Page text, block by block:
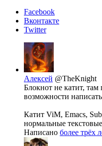
Facebook
Вконтакте
Twitter
Алексей @TheKnight
Блокнот не катит, там
возможности
Катит ViM, Emacs,
нормальные
Написано более трёх